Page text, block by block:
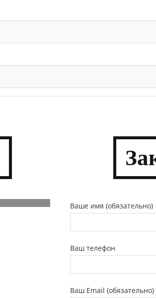
Ваше имя (обязательно)
Ваш телефон
Ваш Email (обязательно)